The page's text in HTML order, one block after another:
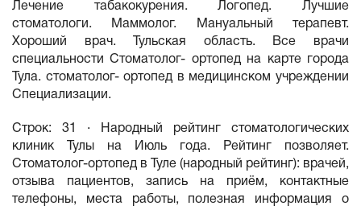
Лечение табакокурения. Логопед. Лучшие
стоматологи. Маммолог. Мануальный терапевт.
Хороший врач. Тульская область. Все врачи
специальности Стоматолог- ортопед на карте города
Тула. стоматолог- ортопед в медицинском учреждении
Специализации.
Строк: 31 · Народный рейтинг стоматологических
клиник Тулы на Июль года. Рейтинг позволяет.
Стоматолог-ортопед в Туле (народный рейтинг): врачей,
отзыва пациентов, запись на приём, контактные
телефоны, места работы, полезная информация о